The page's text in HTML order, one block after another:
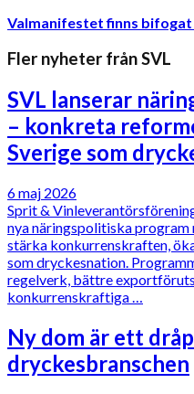
Valmanifestet finns
Fler nyheter från SVL
SVL lanserar
– konkreta
Sverige som
6 maj 2026
Sprit &
nya näringspolitiska
stärka konkurrenskraften,
som dryckesnation.
regelverk, bättre
konkurrenskraftiga …
Ny dom är ett
dryckesbranschen